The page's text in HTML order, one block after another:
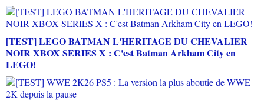
[TEST] LEGO BATMAN L'HERITAGE DU CHEVALIER
NOIR XBOX SERIES X : C'est Batman Arkham City en
LEGO!